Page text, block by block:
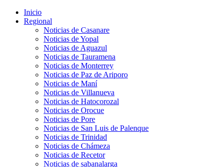
Inicio
Regional
Noticias de Casanare
Noticias de Yopal
Noticias de Aguazul
Noticias de Tauramena
Noticias de Monterrey
Noticias de Paz de Ariporo
Noticias de Maní
Noticias de Villanueva
Noticias de Hatocorozal
Noticias de Orocue
Noticias de Pore
Noticias de San Luis de Palenque
Noticias de Trinidad
Noticias de Chámeza
Noticias de Recetor
Noticias de sabanalarga